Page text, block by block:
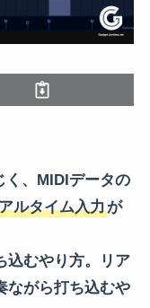
く、MIDIデータの
ルタイム入力が
込むやり方。リア
ながら打ち込むや